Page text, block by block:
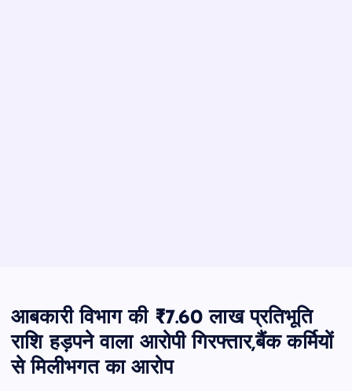
आबकारी विभाग की ₹7.60 लाख प्रतिभूति
राशि हड़पने वाला आरोपी गिरफ्तार,बैंक कर्मियों
से मिलीभगत का आरोप